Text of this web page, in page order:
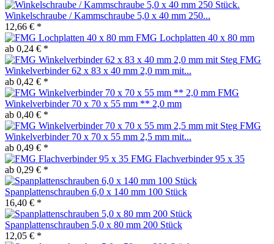
Winkelschraube / Kammschraube 5,0 x 40 mm 250...
12,66 € *
FMG Lochplatten 40 x 80 mm
ab 0,24 € *
FMG
Winkelverbinder 62 x 83 x 40 mm 2,0 mm mit...
ab 0,42 € *
FMG
Winkelverbinder 70 x 70 x 55 mm ** 2,0 mm
ab 0,40 € *
FMG
Winkelverbinder 70 x 70 x 55 mm 2,5 mm mit...
ab 0,49 € *
FMG Flachverbinder 95 x 35
ab 0,29 € *
Spanplattenschrauben 6,0 x 140 mm 100 Stück
16,40 € *
Spanplattenschrauben 5,0 x 80 mm 200 Stück
12,05 € *